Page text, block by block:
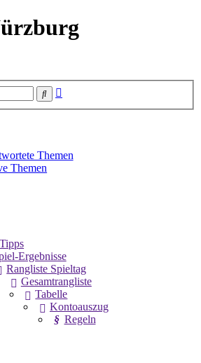
Suche
Themen
Themen
Ergebnisse
Rangliste Spieltag
Gesamtrangliste
Tabelle
Kontoauszug
Regeln